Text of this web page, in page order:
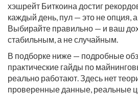
хэшрейт Биткоина достиг
каждый день, пул — это не опция,
Выбирайте правильно — и ваш
стабильным, а не случайным.
В подборке ниже — подробные
практические гайды по
реально работают. Здесь нет
проверенные данные, реальные